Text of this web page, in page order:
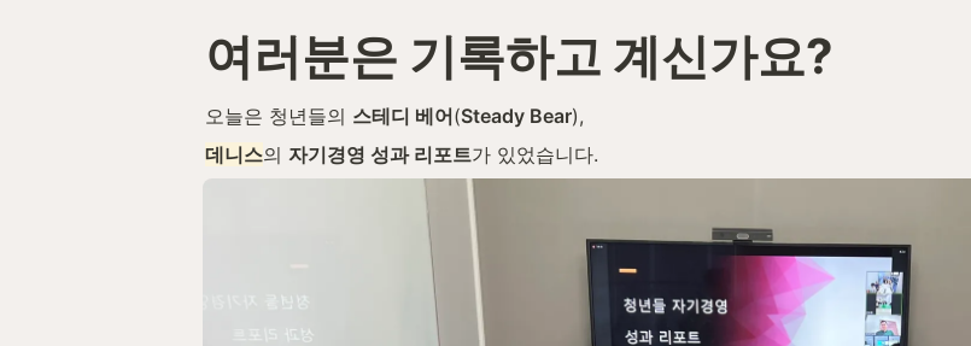
여러분은 기록하고 계신가요?
오늘은 청년들의 스테디 베어(Steady Bear),
데니스의 자기경영 성과 리포트가 있었습니다.